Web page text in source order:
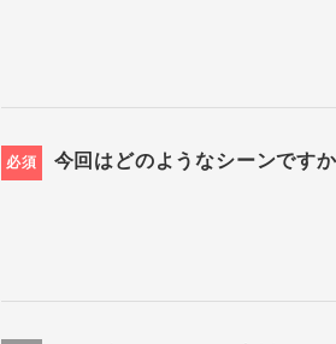
必須 今回はどのようなシーンです